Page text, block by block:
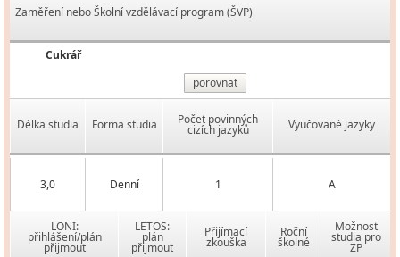
Zaměření nebo Školní vzdělávací program (ŠVP)
Cukrář
porovnat
Délka studia Forma studia Počet povinných
cizích jazyků Vyučované jazyky
3,0 Denní 1 A
LONI:
přihlášení/plán
přijmout
LETOS:
plán
přijmout
Přijímací
zkouška
Roční
školné
Možnost
studia pro
ZP